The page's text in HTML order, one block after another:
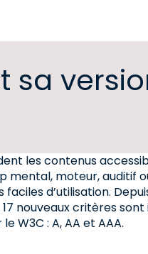
sa
les contenus
moteur, auditif
d’utilisation.
17 nouveaux critères
W3C : A, AA et AAA.